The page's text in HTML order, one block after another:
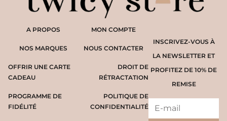
A PROPOS
NOS MARQUES
OFFRIR UNE CARTE
CADEAU
PROGRAMME DE
FIDÉLITÉ
INSCRIVEZ-VOUS À
LA NEWSLETTER ET
PROFITEZ DE 10% DE
REMISE
MON COMPTE
NOUS CONTACTER
DROIT DE
RÉTRACTATION
POLITIQUE DE
CONFIDENTIALITÉ